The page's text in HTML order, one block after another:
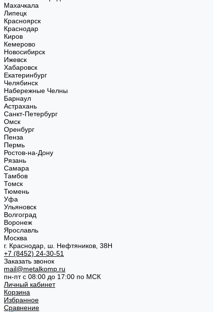
Махачкала
Липецк
Красноярск
Краснодар
Киров
Кемерово
Новосибирск
Ижевск
Хабаровск
Екатеринбург
Челябинск
Набережные Челны
Барнаул
Астрахань
Санкт-Петербург
Омск
Оренбург
Пенза
Пермь
Ростов-на-Дону
Рязань
Самара
Тамбов
Томск
Тюмень
Уфа
Ульяновск
Волгоград
Воронеж
Ярославль
Москва
г. Краснодар, ш. Нефтяников, 38Н
+7 (8452) 24-30-51
Заказать звонок
mail@metalkomp.ru
пн-пт с 08:00 до 17:00 по МСК
Личный кабинет
Корзина
Избранное
Сравнение